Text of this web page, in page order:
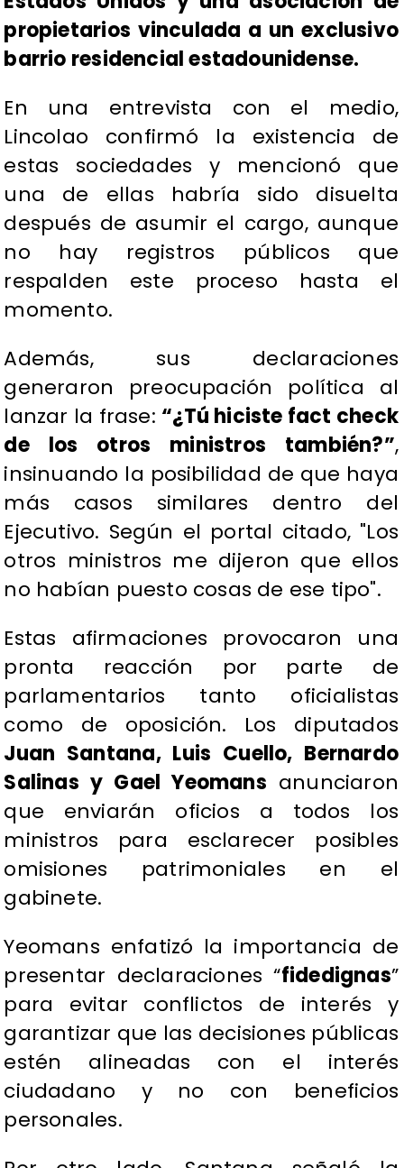
propietarios vinculada a un exclusivo
barrio residencial estadounidense.
En una entrevista con el medio,
Lincolao confirmó la existencia de
estas sociedades y mencionó que
una de ellas habría sido disuelta
después de asumir el cargo, aunque
no hay registros públicos que
respalden este proceso hasta el
momento.
Además, sus declaraciones
generaron preocupación política al
lanzar la frase: “¿Tú hiciste fact check
de los otros ministros también?”,
insinuando la posibilidad de que haya
más casos similares dentro del
Ejecutivo. Según el portal citado, "Los
otros ministros me dijeron que ellos
no habían puesto cosas de ese tipo".
Estas afirmaciones provocaron una
pronta reacción por parte de
parlamentarios tanto oficialistas
como de oposición. Los diputados
Juan Santana, Luis Cuello, Bernardo
Salinas y Gael Yeomans anunciaron
que enviarán oficios a todos los
ministros para esclarecer posibles
omisiones patrimoniales en el
gabinete.
Yeomans enfatizó la importancia de
presentar declaraciones “fidedignas”
para evitar conflictos de interés y
garantizar que las decisiones públicas
estén alineadas con el interés
ciudadano y no con beneficios
personales.